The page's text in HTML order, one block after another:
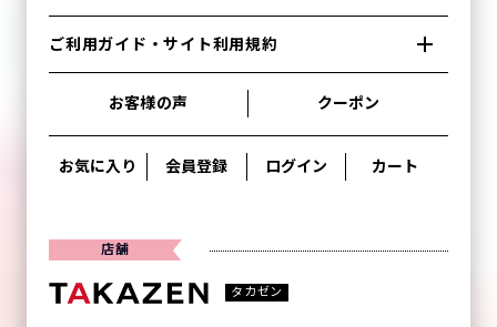
ご利用ガイド・サイト利用規約
お客様の声 クーポン
お気に入り 会員登録 ログイン カート
店舗
タカゼン